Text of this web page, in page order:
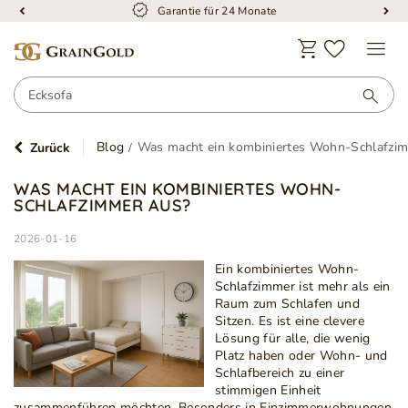
Garantie für 24 Monate
Zurück Blog Was macht ein kombiniertes Wohn-
WAS MACHT EIN KOMBINIERTES WOHN-
SCHLAFZIMMER AUS?
2026-01-16
Ein kombiniertes Wohn-
Schlafzimmer ist mehr als ein
Raum zum Schlafen und
Sitzen. Es ist eine clevere
Lösung für alle, die wenig
Platz haben oder Wohn- und
Schlafbereich zu einer
stimmigen Einheit